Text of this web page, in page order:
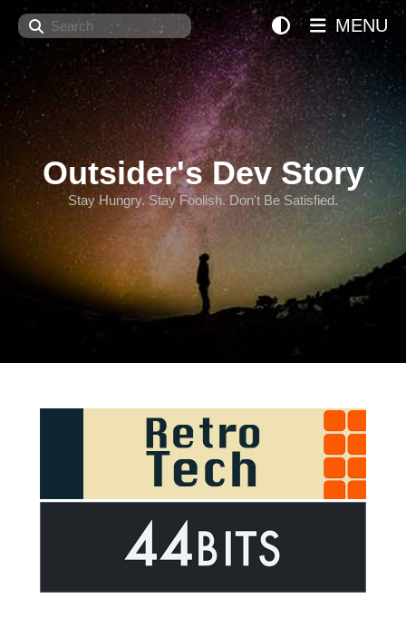
Search
Outsider's Dev Story
Stay Hungry. Stay Foolish. Don't Be Satisfied.
MENU